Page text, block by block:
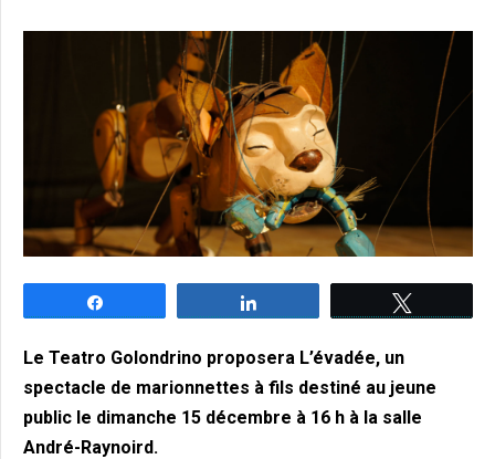
Le Teatro Golondrino proposera L’évadée, un
spectacle de marionnettes à fils destiné au jeune
public le dimanche 15 décembre à 16 h à la salle
André-Raynoird.